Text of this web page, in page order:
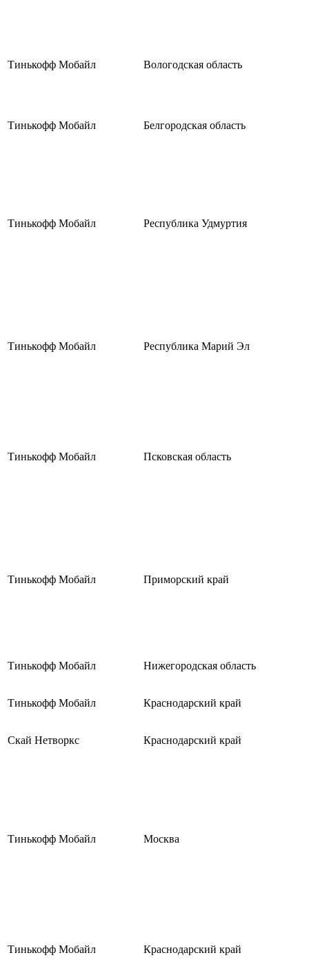
Тинькофф Мобайл Вологодская область
Тинькофф Мобайл Белгородская область
Тинькофф Мобайл Республика Удмуртия
Тинькофф Мобайл Республика Марий Эл
Тинькофф Мобайл Псковская область
Тинькофф Мобайл Приморский край
Тинькофф Мобайл Нижегородская область
Тинькофф Мобайл Краснодарский край
Скай Нетворкс Краснодарский край
Тинькофф Мобайл Москва
Тинькофф Мобайл Краснодарский край